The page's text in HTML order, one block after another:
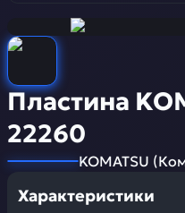
Пластина
22260
KOMATSU (
Характеристики